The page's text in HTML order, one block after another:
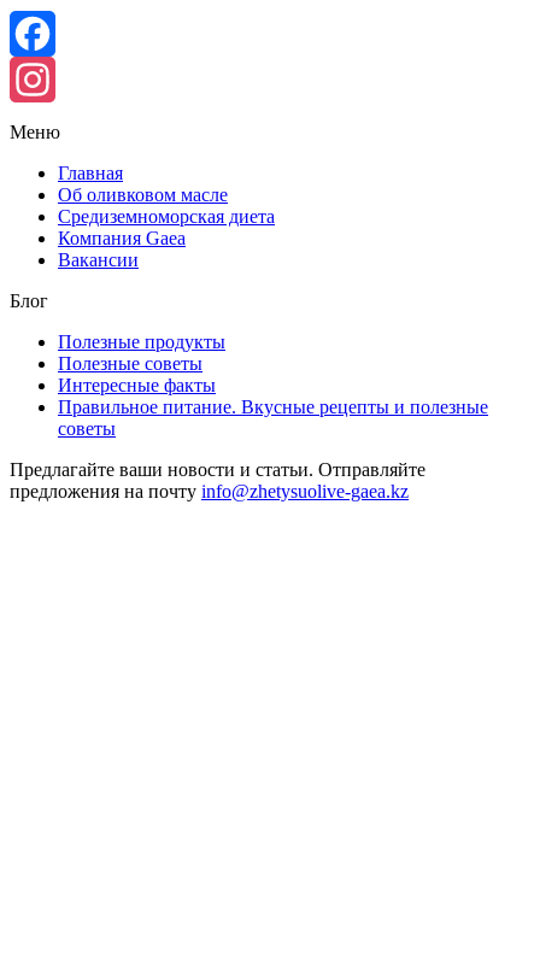
Facebook
Instagram
Меню
Главная
Об оливковом масле
Средиземноморская диета
Компания Gaea
Вакансии
Блог
Полезные продукты
Полезные советы
Интересные факты
Правильное питание. Вкусные рецепты и полезные
советы
Предлагайте ваши новости и статьи. Отправляйте
предложения на почту info@zhetysuolive-gaea.kz